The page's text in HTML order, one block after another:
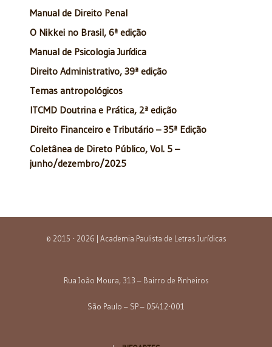
Manual de Direito Penal
O Nikkei no Brasil, 6ª edição
Manual de Psicologia Jurídica
Direito Administrativo, 39ª edição
Temas antropológicos
ITCMD Doutrina e Prática, 2ª edição
Direito Financeiro e Tributário – 35ª Edição
Coletânea de Direto Público, Vol. 5 –
junho/dezembro/2025
© 2015 - 2026 | Academia Paulista de Letras Jurídicas
Rua João Moura, 313 – Bairro de Pinheiros
São Paulo – SP – 05412-001